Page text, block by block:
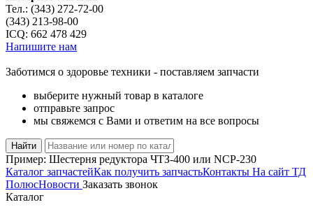
Тел.: (343) 272-72-00
(343) 213-98-00
ICQ: 662 478 429
Напишите нам
Заботимся о здоровье техники - поставляем запчасти
выберите нужный товар в каталоге
отправьте запрос
мы свяжемся с Вами и ответим на все вопросы
Пример: Шестерня редуктора ЧТЗ-400 или NCP-230
Каталог запчастейКак получить запчастьКонтакты На сайт ТД
ПолюсНовости Заказать звонок
Каталог